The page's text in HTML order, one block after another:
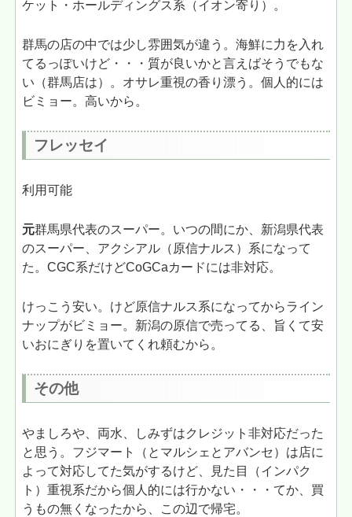
ケット・ホールディングス系（イオン寄り）。
群馬の店の中では少し雰囲気が違う。海鮮に力を入れ
てるっぽいけど・・・質が良いかと言えばそうでもな
い（群馬店は）。オサレ重視の香り漂う。個人的には
ビミョー。高いから。
フレッセイ
利用可能
元群馬県代表のスーパー。いつの間にか、新潟県代表
のスーパー、アクシアル（原信ナルス）系になって
た。CGC系だけどCoGCaカードには非対応。
けっこう安い。けど原信ナルス系になってからライン
ナップがビミョー。新潟の原信で売ってる、旨くて安
いおにぎりを置いてくれ頼むから。
その他
やましろや、両水、しみずはクレジット非対応だった
と思う。フジマート（とマルシェとアバンセ）は店に
よって対応してた気がするけど、見た目（インパク
ト）重視系だから個人的には行かない・・・てか、買
うもの無くなったから、この辺で帰宅。